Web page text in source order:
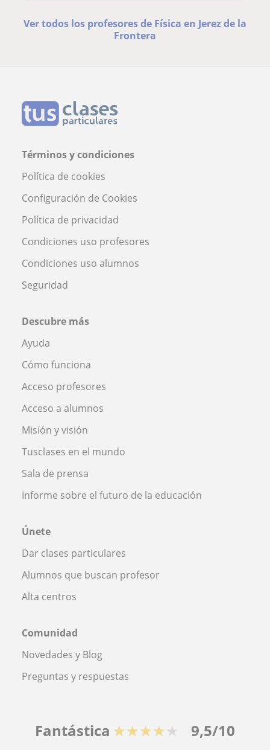
Ver todos los profesores de Física en Jerez de la
Frontera
Términos y condiciones
Política de cookies
Configuración de Cookies
Política de privacidad
Condiciones uso profesores
Condiciones uso alumnos
Seguridad
Descubre más
Ayuda
Cómo funciona
Acceso profesores
Acceso a alumnos
Misión y visión
Tusclases en el mundo
Sala de prensa
Informe sobre el futuro de la educación
Únete
Dar clases particulares
Alumnos que buscan profesor
Alta centros
Comunidad
Novedades y Blog
Preguntas y respuestas
Fantástica ★★★★★ 9,5/10